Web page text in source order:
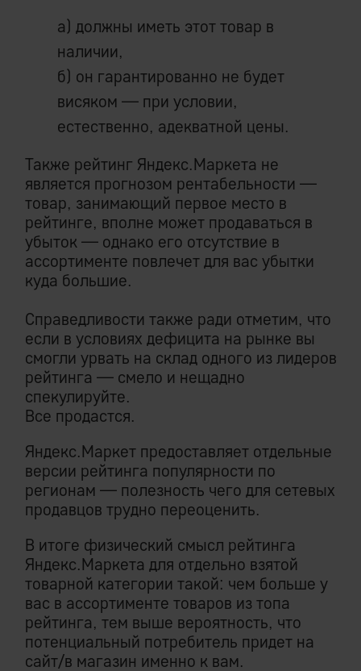
а) должны иметь этот товар в
наличии,
б) он гарантированно не будет
висяком — при условии,
естественно, адекватной цены.
Также рейтинг Яндекс.Маркета не
является прогнозом рентабельности —
товар, занимающий первое место в
рейтинге, вполне может продаваться в
убыток — однако его отсутствие в
ассортименте повлечет для вас убытки
куда большие.
Справедливости также ради отметим, что
если в условиях дефицита на рынке вы
смогли урвать на склад одного из лидеров
рейтинга — смело и нещадно
спекулируйте.
Все продастся.
Яндекс.Маркет предоставляет отдельные
версии рейтинга популярности по
регионам — полезность чего для сетевых
продавцов трудно переоценить.
В итоге физический смысл рейтинга
Яндекс.Маркета для отдельно взятой
товарной категории такой: чем больше у
вас в ассортименте товаров из топа
рейтинга, тем выше вероятность, что
потенциальный потребитель придет на
сайт/в магазин именно к вам.